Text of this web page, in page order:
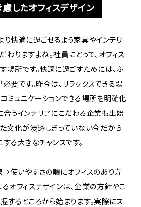
したオフィスデザイン
り快適に過ごせるよう家具やインテリ
りますよね。社員にとって、オフィス
場所です。快適に過ごすためには、ふ
要です。昨今は、リラックスできる場
ミュニケーションできる場所を明確化
合うインテリアにこだわる企業も出始
た文化が浸透しきっていない今だから
る大きなチャンスです。
いやすさの順にオフィスのあり方
オフィスデザインは、企業の方針やこ
するところから始まります。実際にス